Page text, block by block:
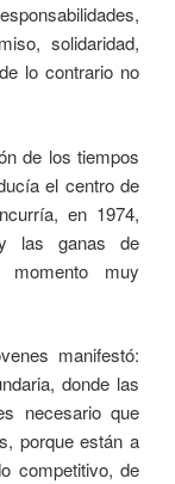
solidaridad,
lo contrario no
de los tiempos
el centro de
en 1974,
las ganas de
momento muy
manifestó:
donde las
necesario que
porque están a
competitivo, de